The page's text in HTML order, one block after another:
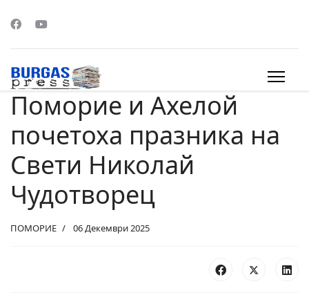
Поморие и Ахелой
почетоха празника на
Свети Николай
Чудотворец
ПОМОРИЕ 06 Декември 2025